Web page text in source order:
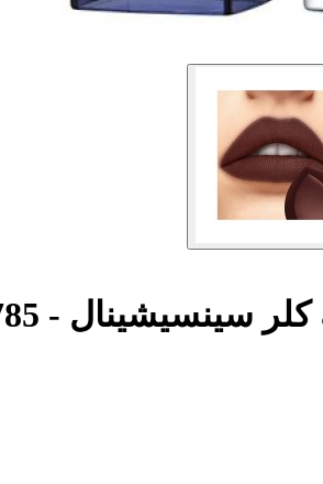
- 785 شوكوهوليك